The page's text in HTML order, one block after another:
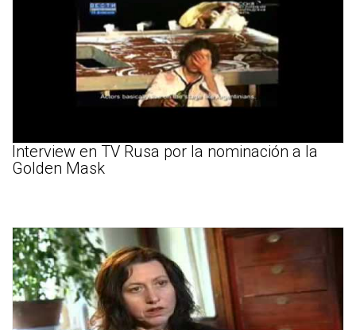
Interview en TV Rusa por la nominación a la
Golden Mask